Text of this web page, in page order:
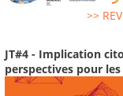
>>
JT#4 - Implication
perspectives pour